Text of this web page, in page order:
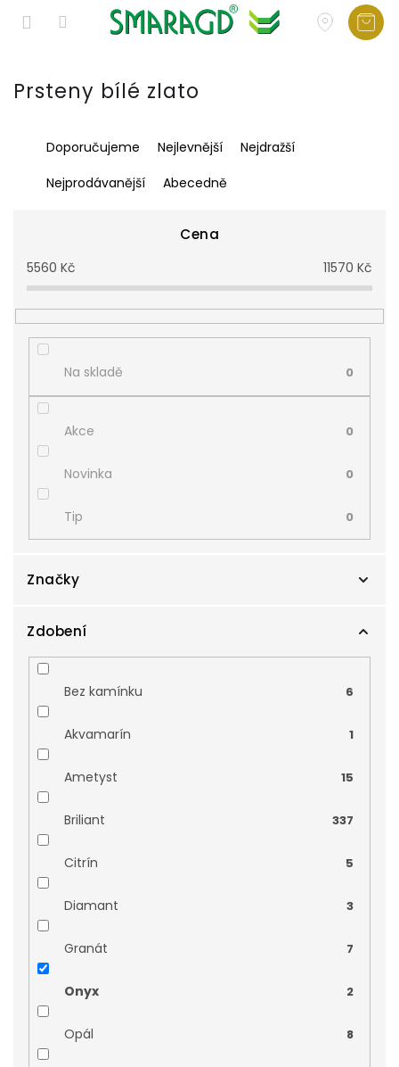
obsah
Prsteny bílé zlato
Ř
a
p
r
o
d
u
k
ů
Doporučujeme Nejlevnější
Nejdražší
Nejprodávanější
Abecedně
Cena
5560 Kč 11570 Kč
Na skladě 0
Akce 0
Novinka 0
Tip 0
Značky
Zlatnictví Smaragd
Zodiax
Zdobení
Bez kamínku 6
Akvamarín 1
Ametyst 15
Briliant 337
Citrín 5
Diamant 3
Granát 7
Onyx 2
Opál 8